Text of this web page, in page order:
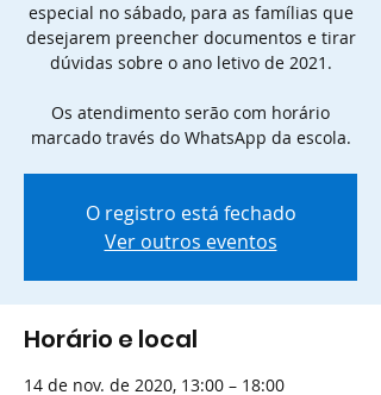
especial no sábado, para as famílias que
desejarem preencher documentos e tirar
dúvidas sobre o ano letivo de 2021.
Os atendimento serão com horário
marcado través do WhatsApp da escola.
O registro está fechado
Ver outros eventos
Horário e local
14 de nov. de 2020, 13:00 – 18:00